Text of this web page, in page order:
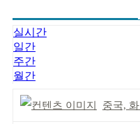
실시간
일간
주간
월간
중국, 화장